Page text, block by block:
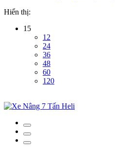
Hiển thị:
15
12
24
36
48
60
120